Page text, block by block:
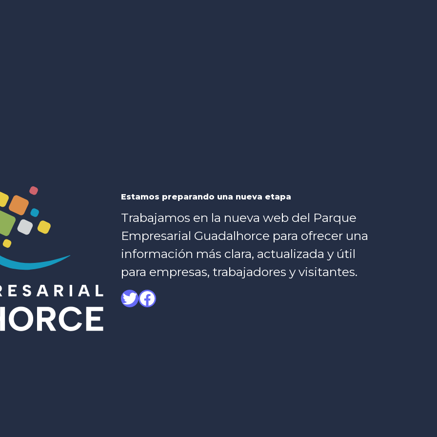
Estamos preparando una nueva etapa
Trabajamos en la nueva web del Parque
Empresarial Guadalhorce para ofrecer una
información más clara, actualizada y útil
para empresas, trabajadores y visitantes.
Twitter
Facebook